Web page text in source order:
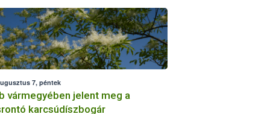
7, péntek
vármegyében jelent meg a
karcsúdíszbogár